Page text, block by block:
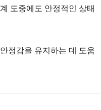
도중에도 안정적인 상태
정감을 유지하는 데 도움